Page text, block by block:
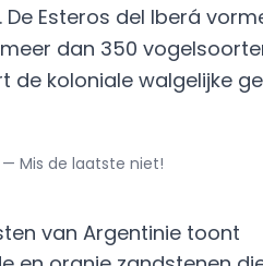
Esteros del Iberá
dan 350
koloniale walgelijke
Mis de laatste niet!
van Argentinie toont